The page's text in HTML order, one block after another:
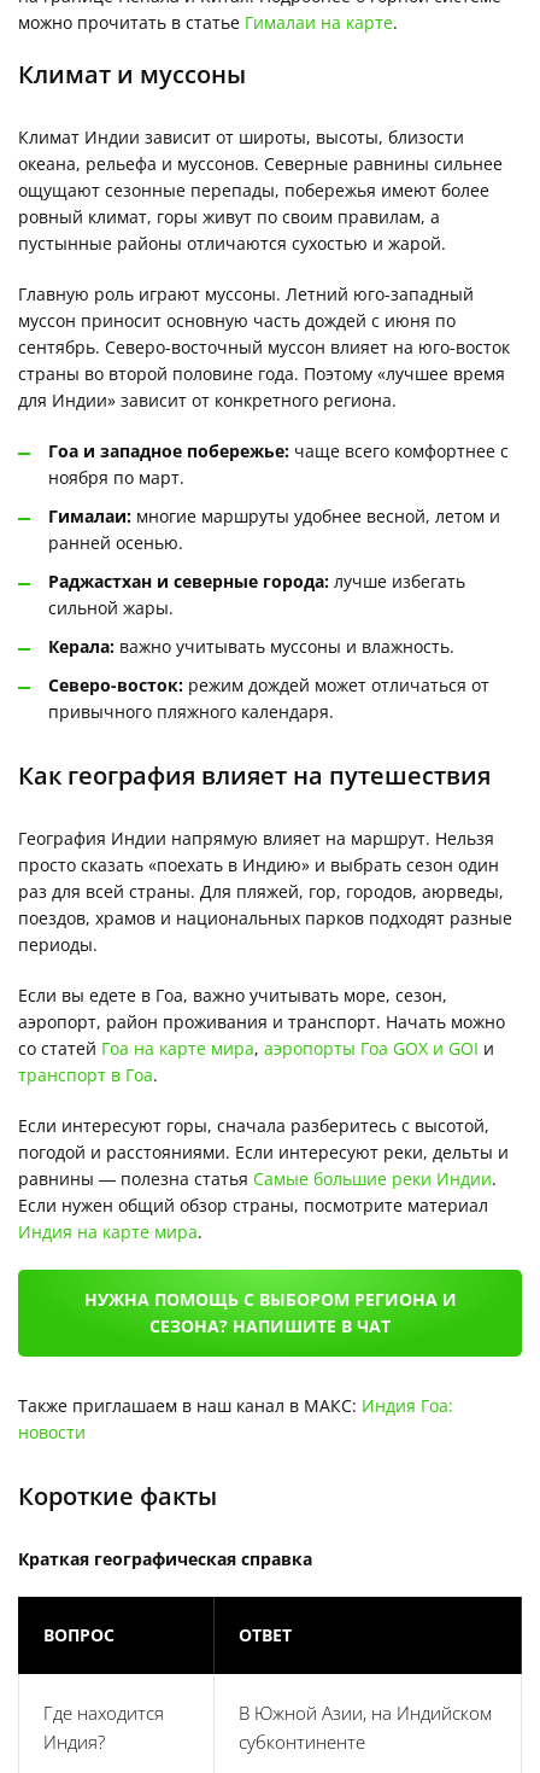
можно прочитать в статье Гималаи на карте.
Климат и муссоны
Климат Индии зависит от широты, высоты, близости
океана, рельефа и муссонов. Северные равнины сильнее
ощущают сезонные перепады, побережья имеют более
ровный климат, горы живут по своим правилам, а
пустынные районы отличаются сухостью и жарой.
Главную роль играют муссоны. Летний юго-западный
муссон приносит основную часть дождей с июня по
сентябрь. Северо-восточный муссон влияет на юго-восток
страны во второй половине года. Поэтому «лучшее время
для Индии» зависит от конкретного региона.
Гоа и западное побережье: чаще всего комфортнее с
ноября по март.
Гималаи: многие маршруты удобнее весной, летом и
ранней осенью.
Раджастхан и северные города: лучше избегать
сильной жары.
Керала: важно учитывать муссоны и влажность.
Северо-восток: режим дождей может отличаться от
привычного пляжного календаря.
Как география влияет на путешествия
География Индии напрямую влияет на маршрут. Нельзя
просто сказать «поехать в Индию» и выбрать сезон один
раз для всей страны. Для пляжей, гор, городов, аюрведы,
поездов, храмов и национальных парков подходят разные
периоды.
Если вы едете в Гоа, важно учитывать море, сезон,
аэропорт, район проживания и транспорт. Начать можно
со статей Гоа на карте мира, аэропорты Гоа GOX и GOI и
транспорт в Гоа.
Если интересуют горы, сначала разберитесь с высотой,
погодой и расстояниями. Если интересуют реки, дельты и
равнины — полезна статья Самые большие реки Индии.
Если нужен общий обзор страны, посмотрите материал
Индия на карте мира.
НУЖНА ПОМОЩЬ С ВЫБОРОМ РЕГИОНА И
СЕЗОНА? НАПИШИТЕ В ЧАТ
Также приглашаем в наш канал в МАКС: Индия Гоа:
новости
Короткие факты
Краткая географическая справка
ВОПРОС ОТВЕТ
Где находится
Индия?
В Южной Азии, на Индийском
субконтиненте